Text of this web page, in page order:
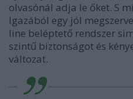
olvasónál adja le őket. S
Igazából egy jól
line beléptető rendszer
szintű biztonságot és
változat.